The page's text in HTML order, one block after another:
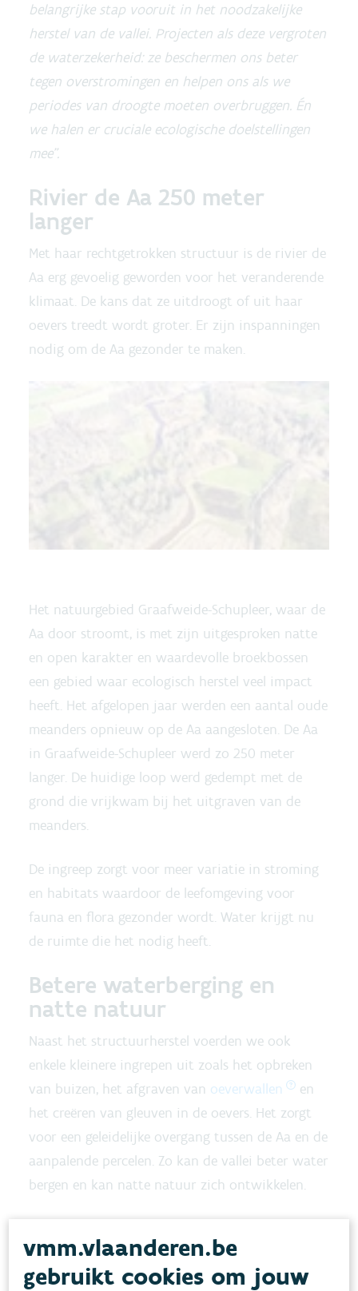
belangrijke stap vooruit in het noodzakelijke
herstel van de vallei. Projecten als deze vergroten
de waterzekerheid: ze beschermen ons beter
tegen overstromingen en helpen ons als we
periodes van droogte moeten overbruggen. Én
we halen er cruciale ecologische doelstellingen
mee”.
Rivier de Aa 250 meter
langer
Met haar rechtgetrokken structuur is de rivier de
Aa erg gevoelig geworden voor het veranderende
klimaat. De kans dat ze uitdroogt of uit haar
oevers treedt wordt groter. Er zijn inspanningen
nodig om de Aa gezonder te maken.
Het natuurgebied Graafweide-Schupleer, waar de
Aa door stroomt, is met zijn uitgesproken natte
en open karakter en waardevolle broekbossen
een gebied waar ecologisch herstel veel impact
heeft. Het afgelopen jaar werden een aantal oude
meanders opnieuw op de Aa aangesloten. De Aa
in Graafweide-Schupleer werd zo 250 meter
langer. De huidige loop werd gedempt met de
grond die vrijkwam bij het uitgraven van de
meanders.
De ingreep zorgt voor meer variatie in stroming
en habitats waardoor de leefomgeving voor
fauna en flora gezonder wordt. Water krijgt nu
de ruimte die het nodig heeft.
Betere waterberging en
natte natuur
Naast het structuurherstel voerden we ook
enkele kleinere ingrepen uit zoals het opbreken
van buizen, het afgraven van oeverwallen
en
het creëren van gleuven in de oevers. Het zorgt
voor een geleidelijke overgang tussen de Aa en de
aanpalende percelen. Zo kan de vallei beter water
bergen en kan natte natuur zich ontwikkelen.
vmm.vlaanderen.be
gebruikt cookies om jouw